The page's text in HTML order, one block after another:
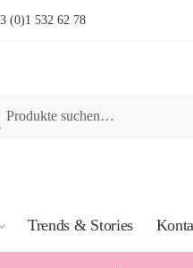
(0)1 532 62 78
Trends & Stories